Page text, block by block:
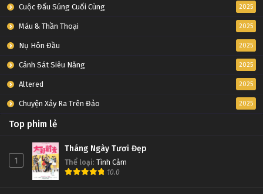
Cuộc Đấu Súng Cuối Cùng 2025
Máu & Thần Thoại 2025
Nụ Hôn Đầu 2025
Cảnh Sát Siêu Năng 2025
Altered 2025
Chuyện Xảy Ra Trên Đảo 2025
Top phim lẻ
1
Tháng Ngày Tươi Đẹp
Thể loại: Tình Cảm
10.0